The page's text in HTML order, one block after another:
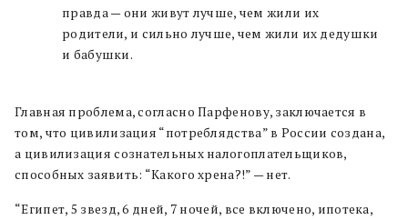
правда — они живут лучше, чем жили их
родители, и сильно лучше, чем жили их дедушки
и бабушки.
Главная проблема, согласно Парфенову, заключается в
том, что цивилизация “потреблядства” в России создана,
а цивилизация сознательных налогоплательщиков,
способных заявить: “Какого хрена?!” — нет.
“Египет, 5 звезд, 6 дней, 7 ночей, все включено, ипотека,